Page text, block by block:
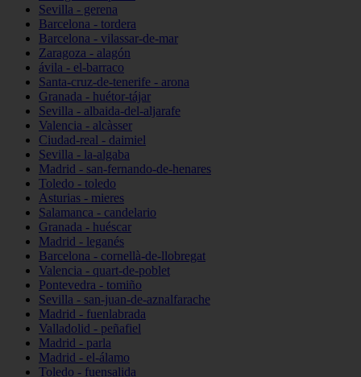
Sevilla - gerena
Barcelona - tordera
Barcelona - vilassar-de-mar
Zaragoza - alagón
ávila - el-barraco
Santa-cruz-de-tenerife - arona
Granada - huétor-tájar
Sevilla - albaida-del-aljarafe
Valencia - alcàsser
Ciudad-real - daimiel
Sevilla - la-algaba
Madrid - san-fernando-de-henares
Toledo - toledo
Asturias - mieres
Salamanca - candelario
Granada - huéscar
Madrid - leganés
Barcelona - cornellà-de-llobregat
Valencia - quart-de-poblet
Pontevedra - tomiño
Sevilla - san-juan-de-aznalfarache
Madrid - fuenlabrada
Valladolid - peñafiel
Madrid - parla
Madrid - el-álamo
Toledo - fuensalida